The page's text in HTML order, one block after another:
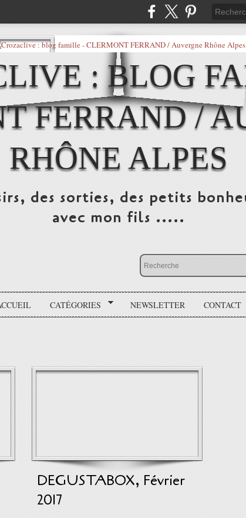
: BLOG
FERRAND /
RHÔNE ALPES
des sorties, des petits
avec mon fils .....
CATÉGORIES NEWSLETTER CONTACT
DEGUSTABOX, Février
2017